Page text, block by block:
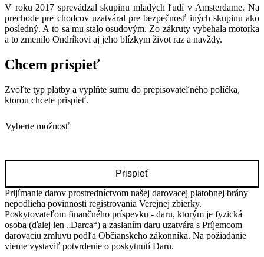
V roku 2017 sprevádzal skupinu mladých ľudí v Amsterdame. Na
prechode pre chodcov uzatváral pre bezpečnosť iných skupinu ako
posledný. A to sa mu stalo osudovým. Zo zákruty vybehala motorka
a to zmenilo Ondríkovi aj jeho blízkym život raz a navždy.
Chcem prispieť
Zvoľte typ platby a vyplňte sumu do prepisovateľného políčka,
ktorou chcete prispieť.
Prispieť
Prijímanie darov prostredníctvom našej darovacej platobnej brány
nepodlieha povinnosti registrovania Verejnej zbierky.
Poskytovateľom finančného príspevku - daru, ktorým je fyzická
osoba (ďalej len „Darca“) a zaslaním daru uzatvára s Príjemcom
darovaciu zmluvu podľa Občianskeho zákonníka. Na požiadanie
vieme vystaviť potvrdenie o poskytnutí Daru.